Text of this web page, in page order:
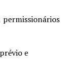
permissionários
e